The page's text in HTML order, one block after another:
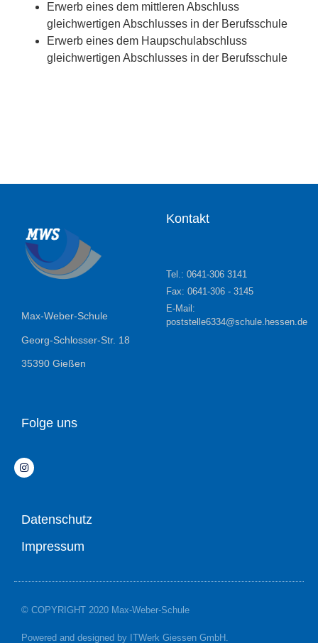
Erwerb eines dem mittleren Abschluss
gleichwertigen Abschlusses in der Berufsschule
Erwerb eines dem Haupschulabschluss
gleichwertigen Abschlusses in der Berufsschule
Max-Weber-Schule
Georg-Schlosser-Str. 18
35390 Gießen
Kontakt
Tel.: 0641-306 3141
Fax: 0641-306 - 3145
E-Mail:
poststelle6334@schule.hessen.de
Folge uns
Datenschutz
Impressum
© COPYRIGHT 2020 Max-Weber-Schule
Powered and designed by ITWerk Giessen GmbH.